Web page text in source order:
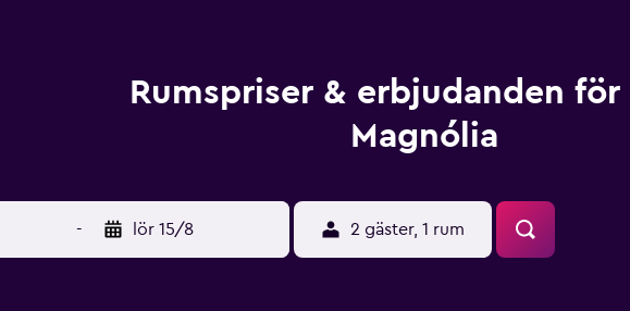
Rumspriser & erbjudanden
Magnólia
- lör 15/8 2 gäster, 1 rum